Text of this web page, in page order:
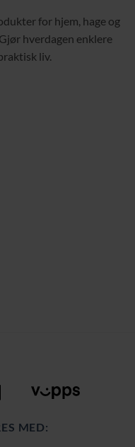
for hjem, hage og
hverdagen enklere
liv.
MED: